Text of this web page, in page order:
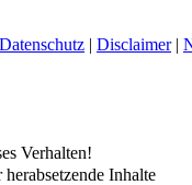
Datenschutz | Disclaimer|
Verhalten!
Inhalte